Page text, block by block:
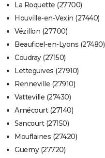
La Roquette (27700)
Houville-en-Vexin (27440)
Vézillon (27700)
Beauficel-en-Lyons (27480)
Coudray (27150)
Letteguives (27910)
Renneville (27910)
Vatteville (27430)
Amécourt (27140)
Sancourt (27150)
Mouflaines (27420)
Guerny (27720)